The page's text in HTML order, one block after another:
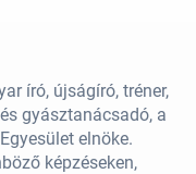
író, újságíró, tréner,
gyásztanácsadó, a
elnöke.
képzéseken,